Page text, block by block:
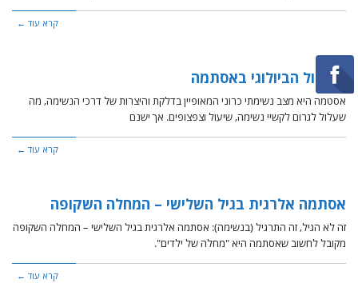
קרא עוד ←
הטיפול הביולוגי באסתמה
אסטמה היא מצב נשימתי כרוני המאופיין בדלקת והיצרות של דרכי הנשימה, מה
שעלול לגרום לקשיי נשימה, שיעול וצפצופים. אך ישנם
קרא עוד ←
אסתמה אלרגית בגיל השלישי – המחלה השקופה
זה לא הגיל, זה התרגיל (בנשימה): אסתמה אלרגית בגיל השלישי – המחלה השקופה
מקובל לחשוב שאסתמה היא "מחלה של ילדים".
קרא עוד ←